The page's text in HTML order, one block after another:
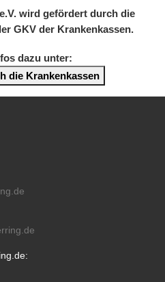
wird gefördert durch die
GKV der Krankenkassen.
dazu unter:
die Krankenkassen